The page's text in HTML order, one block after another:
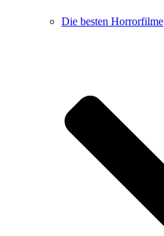
Die besten Horrorfilme